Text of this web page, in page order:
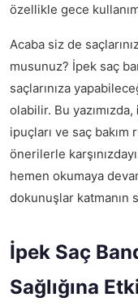
özellikle gece
Acaba siz de
musunuz? İpek saç
saçlarınıza
olabilir. Bu yazımızda,
ipuçları ve saç
önerilerle
hemen okumaya
dokunuşlar katmanın
İpek Saç
Sağlığına